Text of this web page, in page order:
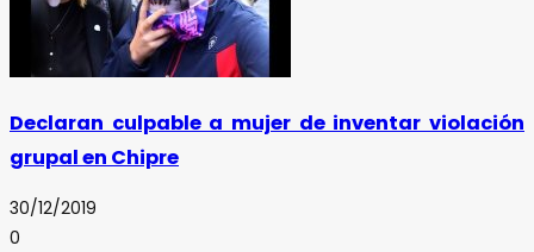
Declaran culpable a mujer de inventar violación
grupal en Chipre
30/12/2019
0